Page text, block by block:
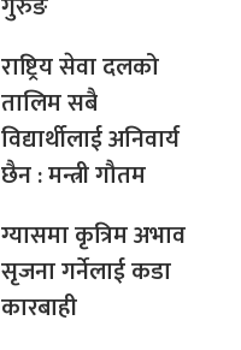
राष्ट्रिय सेवा दलको
तालिम सबै
विद्यार्थीलाई अनिवार्य
छैन : मन्त्री गौतम
ग्यासमा कृत्रिम अभाव
सृजना गर्नेलाई कडा
कारबाही